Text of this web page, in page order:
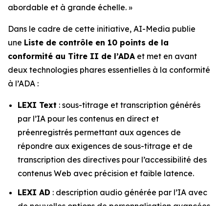
abordable et à grande échelle. »
Dans le cadre de cette initiative, AI-Media publie
une Liste de contrôle en 10 points de la
conformité au Titre II de l’ADA et met en avant
deux technologies phares essentielles à la conformité
à l’ADA :
LEXI Text : sous-titrage et transcription générés
par l’IA pour les contenus en direct et
préenregistrés permettant aux agences de
répondre aux exigences de sous-titrage et de
transcription des directives pour l’accessibilité des
contenus Web avec précision et faible latence.
LEXI AD : description audio générée par l’IA avec